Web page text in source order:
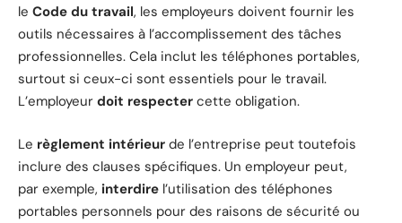
le Code du travail, les employeurs doivent fournir les
outils nécessaires à l’accomplissement des tâches
professionnelles. Cela inclut les téléphones portables,
surtout si ceux-ci sont essentiels pour le travail.
L’employeur doit respecter cette obligation.
Le règlement intérieur de l’entreprise peut toutefois
inclure des clauses spécifiques. Un employeur peut,
par exemple, interdire l’utilisation des téléphones
portables personnels pour des raisons de sécurité ou